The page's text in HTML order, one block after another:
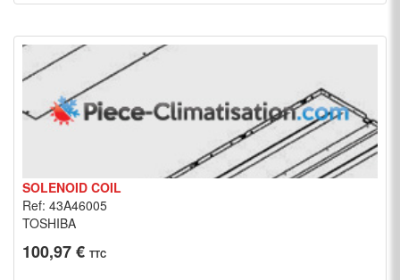
SOLENOID COIL
Ref: 43A46005
TOSHIBA
100,97 € TTC